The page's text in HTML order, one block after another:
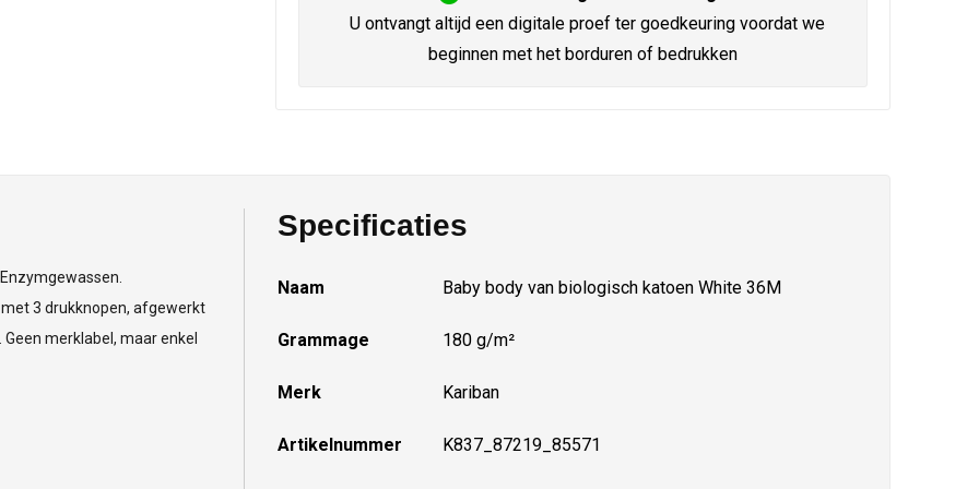
U ontvangt altijd een digitale proef ter goedkeuring voordat we
beginnen met het borduren of bedrukken
3 drukknopen, afgewerkt
merklabel, maar enkel
Specificaties
Naam Baby body van biologisch katoen White 36M
Grammage 180 g/m²
Merk Kariban
Artikelnummer K837_87219_85571